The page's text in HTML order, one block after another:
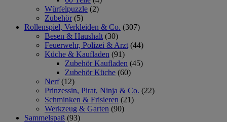
Würfelpuzzle (2)
Zubehör (5)
Rollenspiel, Verkleiden & Co. (307)
Besen & Haushalt (30)
Feuerwehr, Polizei & Arzt (44)
Küche & Kaufladen (91)
Zubehör Kaufladen (45)
Zubehör Küche (60)
Nerf (12)
Prinzessin, Pirat, Ninja & Co. (22)
Schminken & Frisieren (21)
Werkzeug & Garten (90)
Sammelspaß (93)